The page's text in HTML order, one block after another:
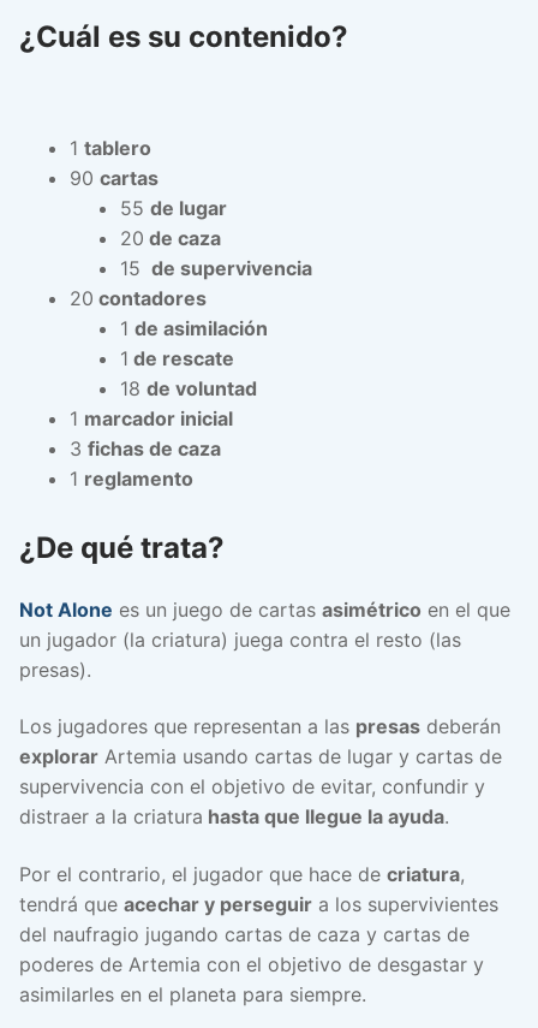
¿Cuál es su contenido?
1 tablero
90 cartas
55 de lugar
20 de caza
15 de supervivencia
20 contadores
1 de asimilación
1 de rescate
18 de voluntad
1 marcador inicial
3 fichas de caza
1 reglamento
¿De qué trata?
Not Alone es un juego de cartas asimétrico en el que
un jugador (la criatura) juega contra el resto (las
presas).
Los jugadores que representan a las presas deberán
explorar Artemia usando cartas de lugar y cartas de
supervivencia con el objetivo de evitar, confundir y
distraer a la criatura hasta que llegue la ayuda.
Por el contrario, el jugador que hace de criatura,
tendrá que acechar y perseguir a los supervivientes
del naufragio jugando cartas de caza y cartas de
poderes de Artemia con el objetivo de desgastar y
asimilarles en el planeta para siempre.